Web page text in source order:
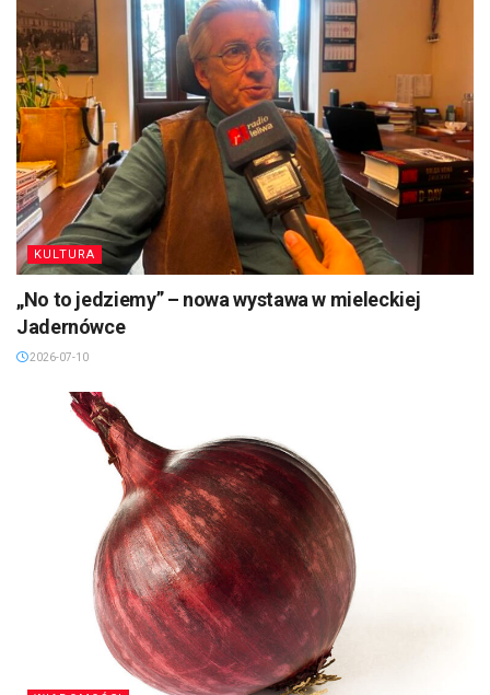
KULTURA
„No to jedziemy” – nowa wystawa w mieleckiej
Jadernówce
2026-07-10